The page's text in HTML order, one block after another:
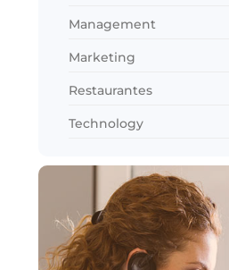
Management
Marketing
Restaurantes
Technology